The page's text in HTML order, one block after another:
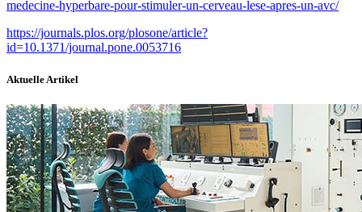
medecine-hyperbare-pour-stimuler-un-cerveau-lese-apres-un-avc/
https://journals.plos.org/plosone/article?
id=10.1371/journal.pone.0053716
Aktuelle Artikel